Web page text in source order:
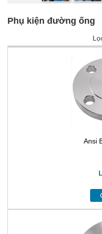
Phụ kiện đường ống
Ansi